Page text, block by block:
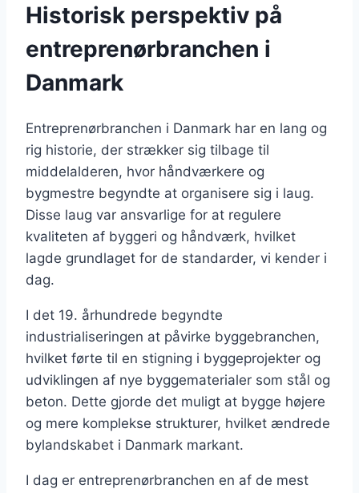
Historisk perspektiv på
entreprenørbranchen i
Danmark
Entreprenørbranchen i Danmark har en lang og
rig historie, der strækker sig tilbage til
middelalderen, hvor håndværkere og
bygmestre begyndte at organisere sig i laug.
Disse laug var ansvarlige for at regulere
kvaliteten af byggeri og håndværk, hvilket
lagde grundlaget for de standarder, vi kender i
dag.
I det 19. århundrede begyndte
industrialiseringen at påvirke byggebranchen,
hvilket førte til en stigning i byggeprojekter og
udviklingen af nye byggematerialer som stål og
beton. Dette gjorde det muligt at bygge højere
og mere komplekse strukturer, hvilket ændrede
bylandskabet i Danmark markant.
I dag er entreprenørbranchen en af de mest